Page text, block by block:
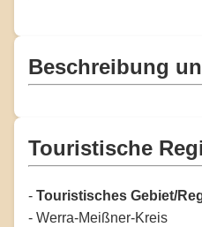
Beschreibung
Touristische
- Touristisches Gebiet/
- Werra-Meißner-Kreis